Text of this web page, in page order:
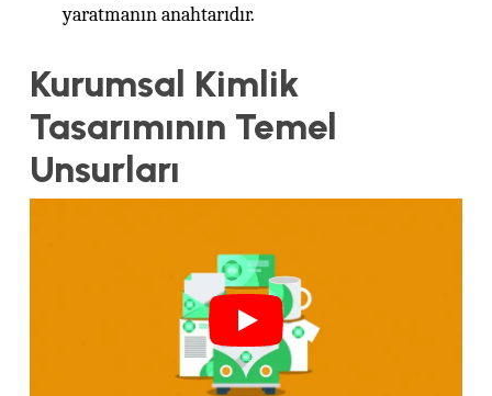
yaratmanın anahtarıdır.
Kurumsal Kimlik
Tasarımının Temel
Unsurları